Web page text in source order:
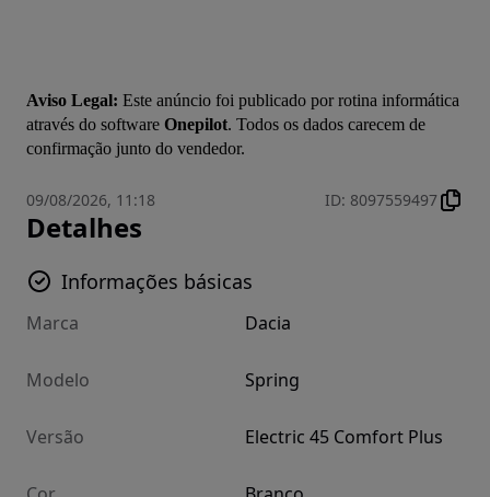
Aviso Legal: Este anúncio foi publicado por rotina informática
através do software Onepilot. Todos os dados carecem de
confirmação junto do vendedor.
09/08/2026, 11:18 ID: 8097559497
Detalhes
Informações básicas
Marca Dacia
Modelo Spring
Versão Electric 45 Comfort Plus